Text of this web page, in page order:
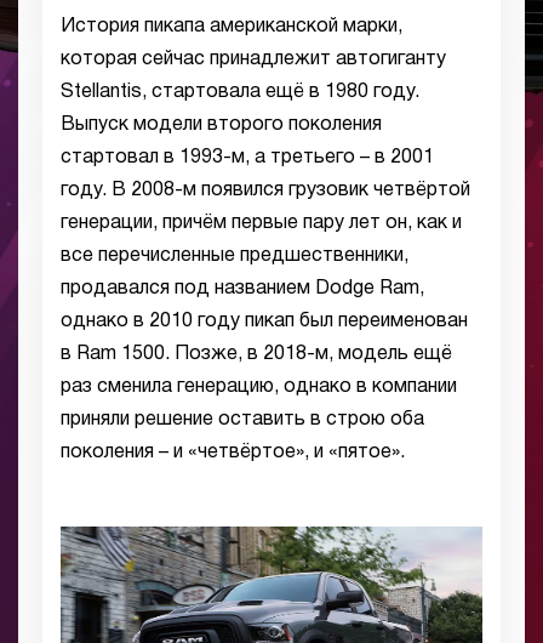
История пикапа американской марки,
которая сейчас принадлежит автогиганту
Stellantis, стартовала ещё в 1980 году.
Выпуск модели второго поколения
стартовал в 1993-м, а третьего – в 2001
году. В 2008-м появился грузовик четвёртой
генерации, причём первые пару лет он, как и
все перечисленные предшественники,
продавался под названием Dodge Ram,
однако в 2010 году пикап был переименован
в Ram 1500. Позже, в 2018-м, модель ещё
раз сменила генерацию, однако в компании
приняли решение оставить в строю оба
поколения – и «четвёртое», и «пятое».